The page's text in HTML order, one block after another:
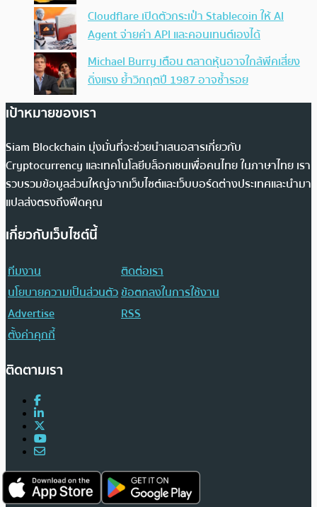
Cloudflare เปิดตัวกระเป๋า Stablecoin ให้ AI
Agent จ่ายค่า API และคอนเทนต์เองได้
Michael Burry เตือน ตลาดหุ้นอาจใกล้พีคเสี่ยง
ดิ่งแรง ย้ำวิกฤตปี 1987 อาจซ้ำรอย
เป้าหมายของเรา
Siam Blockchain มุ่งมั่นที่จะช่วยนำเสนอสารเกี่ยวกับ
Cryptocurrency และเทคโนโลยีบล็อกเชนเพื่อคนไทย ในภาษาไทย เรา
รวบรวมข้อมูลส่วนใหญ่จากเว็บไซต์และเว็บบอร์ดต่างประเทศและนำมา
แปลส่งตรงถึงฟีดคุณ
เกี่ยวกับเว็บไซต์นี้
ทีมงาน
ติดต่อเรา
นโยบายความเป็นส่วนตัวข้อตกลงในการใช้งาน
Advertise
RSS
ตั้งค่าคุกกี้
ติดตามเรา